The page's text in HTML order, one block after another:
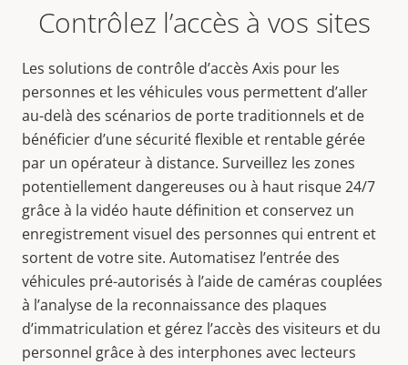
Contrôlez l’accès à vos sites
Les solutions de contrôle d’accès Axis pour les
personnes et les véhicules vous permettent d’aller
au-delà des scénarios de porte traditionnels et de
bénéficier d’une sécurité flexible et rentable gérée
par un opérateur à distance. Surveillez les zones
potentiellement dangereuses ou à haut risque 24/7
grâce à la vidéo haute définition et conservez un
enregistrement visuel des personnes qui entrent et
sortent de votre site. Automatisez l’entrée des
véhicules pré-autorisés à l’aide de caméras couplées
à l’analyse de la reconnaissance des plaques
d’immatriculation et gérez l’accès des visiteurs et du
personnel grâce à des interphones avec lecteurs